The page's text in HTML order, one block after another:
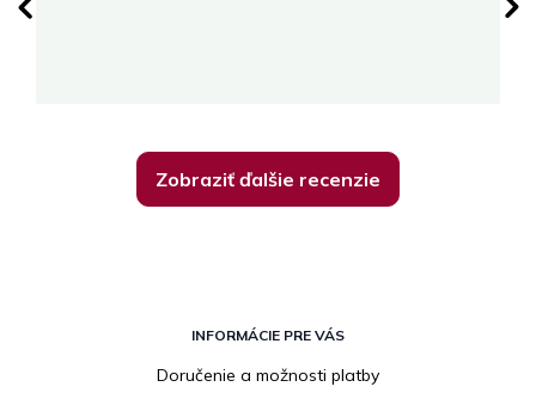
Zobraziť ďalšie recenzie
INFORMÁCIE PRE VÁS
Doručenie a možnosti platby